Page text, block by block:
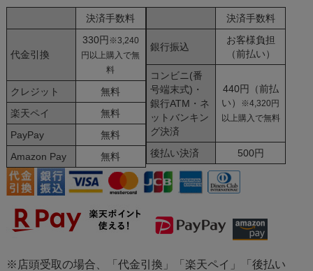
決済手数料
代金引換
330円 ※3,240
円以上購入で無
料
クレジット
無料
楽天ペイ
無料
PayPay
無料
Amazon Pay
無料
決済手数料
銀行振込
お客様負担
（前払い）
コンビニ(番
号端末式)・
銀行ATM・ネ
ットバンキン
グ決済
440円（前払
い）
※4,320円
以上購入で無料
後払い決済 500円
※店頭受取の場合、「代金引換」「楽天ペイ」「後払い